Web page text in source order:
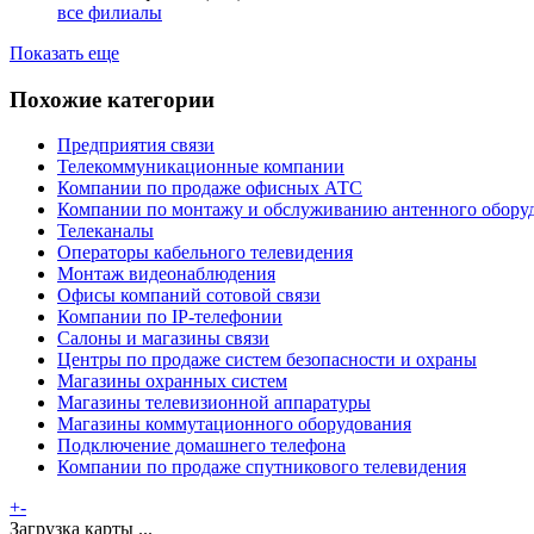
все филиалы
Показать еще
Похожие категории
Предприятия связи
Телекоммуникационные компании
Компании по продаже офисных АТС
Компании по монтажу и обслуживанию антенного
Телеканалы
Операторы кабельного телевидения
Монтаж видеонаблюдения
Офисы компаний сотовой связи
Компании по IP-телефонии
Салоны и магазины связи
Центры по продаже систем безопасности и охраны
Магазины охранных систем
Магазины телевизионной аппаратуры
Магазины коммутационного оборудования
Подключение домашнего телефона
Компании по продаже спутникового телевидения
+-
Загрузка карты ...